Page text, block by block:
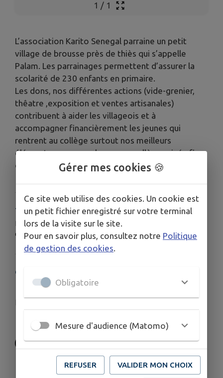
1 / 1
L’association Karito Senegal parraine un petit
village de brousse près de thiès qui s’appelle
Palam. Les parrainages permettent d’assurer la
scolarité de 230 enfants en primaire.
Les dons, nos différentes actions (vide-grenier,
thêatre ,exposition et ventes artisanales)
contribuent à aider les villageois et à
accompagner financièrement les jeunes qui
rentrent au collège surtout nos meilleurs
éléments que nous plaçons en collège privé afin
de leur donner toutes les chances de réussite.
TARIFS
Les parrainages s'élèvent à 80 euros par an déductibles
de 66% d'impôts
COORDONNÉES
32 Avenue Toulouse Lautrec, 47510 Foulayronnes
Gérer mes cookies 🍪
Ce site web utilise des cookies. Un cookie est
un petit fichier enregistré sur votre terminal
lors de la visite sur le site.
Pour en savoir plus, consultez notre Politique
de gestion des cookies.
Obligatoire
Mesure d'audience (Matomo)
REFUSER VALIDER MON CHOIX